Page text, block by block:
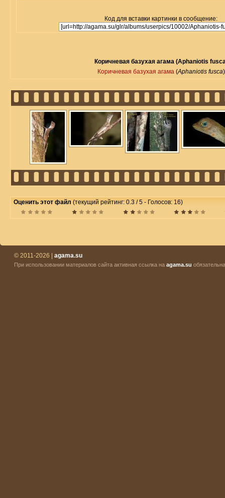
Код для вставки картинки в сообщение:
Коричневая базухая агама (Aphaniotis
Коричневая базухая агама (Aphaniotis fusca)
Оценить этот файл (текущий рейтинг: 0.3 / 5 - Голосов: 16)
© 2011-2026 | agama.su
При использовании материалов сайта активная ссылка на agama.su